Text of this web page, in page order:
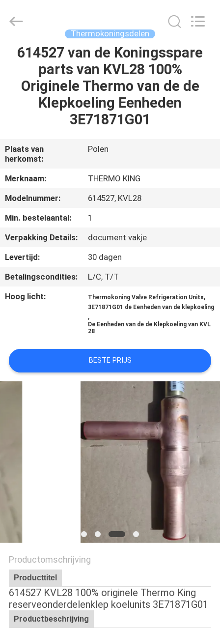
THUIS
PRODUCTEN
FABRIEKSTOCHT
KWALITEITSCONTROLE
NEEM
CONTACT
MET
ONS
OP
GEVALLEN
SITEMAP
PRIVACYBELEID
LIMITED.
Reserved.
Thermokoningsdelen
614527 van de Koningsspare
parts van KVL28 100%
Originele Thermo van de de
Klepkoeling Eenheden
3E71871G01
Plaats van
herkomst:
Polen
Merknaam:
THERMO KING
Modelnummer:
614527, KVL28
Min. bestelaantal:
1
Verpakking Details:
document vakje
Levertijd:
30 dagen
Betalingscondities:
L/C, T/T
Hoog licht:
Thermokoning Valve Refrigeration Units,
3E71871G01 de Eenheden van de klepkoeling
,
De Eenheden van de de Klepkoeling van KVL
28
BESTE PRIJS
Productomschrijving
Producttitel
614527 KVL28 100% originele Thermo King
reserveonderdelenklep koelunits 3E71871G01
Productbeschrijving